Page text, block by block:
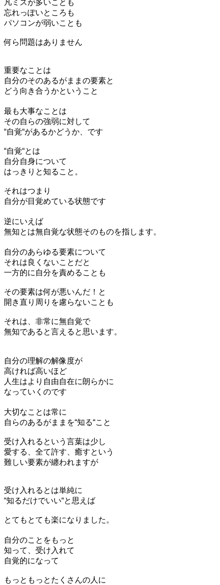
凡ミスが多いことも
忘れっぽいところも
パソコンが弱いことも
何ら問題はありません
重要なことは
自分のそのあるがままの要素と
どう向き合うかということ
最も大事なことは
その自らの強弱に対して
“自覚“があるかどうか、です
“自覚“とは
自分自身について
はっきりと知ること。
それはつまり
自分が目覚めている状態です
逆にいえば
無知とは無自覚な状態そのものを指します。
自分のあらゆる要素について
それは良くないことだと
一方的に自分を責めることも
その要素は何が悪いんだ！と
開き直り周りを慮らないことも
それは、非常に無自覚で
無知であると言えると思います。
自分の理解の解像度が
高ければ高いほど
人生はより自由自在に朗らかに
なっていくのです
大切なことは常に
自らのあるがままを“知る“こと
受け入れるという言葉は少し
愛する、全て許す、癒すという
難しい要素が纏われますが
受け入れるとは単純に
“知るだけでいい“と思えば
とてもとても楽になりました。
自分のことをもっと
知って、受け入れて
自覚的になって
もっともっとたくさんの人に